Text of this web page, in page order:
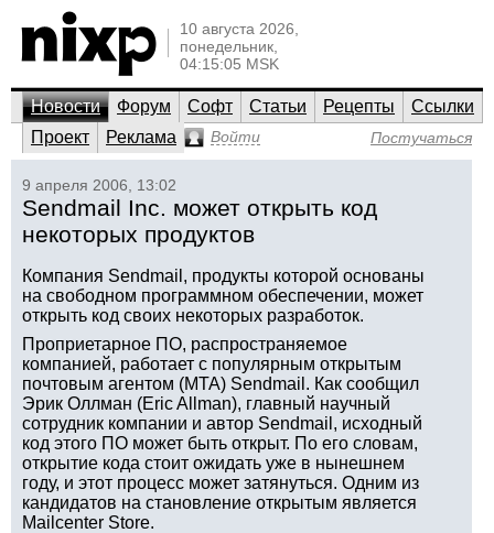
10 августа 2026,
понедельник,
04:15:05 MSK
Новости Форум Софт Статьи Рецепты
Ссылки
Проект
Реклама Войти Постучаться
9 апреля 2006, 13:02
Sendmail Inc. может открыть код
некоторых продуктов
Компания Sendmail, продукты которой основаны
на свободном программном обеспечении, может
открыть код своих некоторых разработок.
Проприетарное ПО, распространяемое
компанией, работает с популярным открытым
почтовым агентом (MTA) Sendmail. Как сообщил
Эрик Оллман (Eric Allman), главный научный
сотрудник компании и автор Sendmail, исходный
код этого ПО может быть открыт. По его словам,
открытие кода стоит ожидать уже в нынешнем
году, и этот процесс может затянуться. Одним из
кандидатов на становление открытым является
Mailcenter Store.